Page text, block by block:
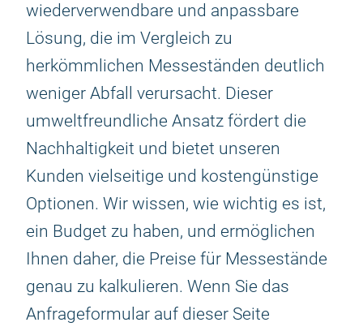
wiederverwendbare und anpassbare
Lösung, die im Vergleich zu
herkömmlichen Messeständen deutlich
weniger Abfall verursacht. Dieser
umweltfreundliche Ansatz fördert die
Nachhaltigkeit und bietet unseren
Kunden vielseitige und kostengünstige
Optionen. Wir wissen, wie wichtig es ist,
ein Budget zu haben, und ermöglichen
Ihnen daher, die Preise für Messestände
genau zu kalkulieren. Wenn Sie das
Anfrageformular auf dieser Seite